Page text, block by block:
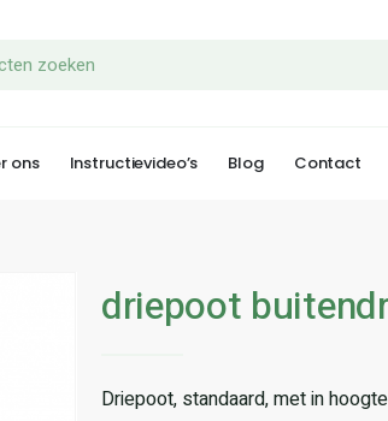
ons Instructievideo’s Blog Contact
driepoot
Driepoot, standaard, met in